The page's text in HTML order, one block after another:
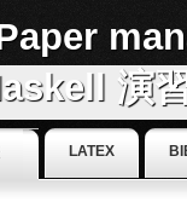
演
LATEX